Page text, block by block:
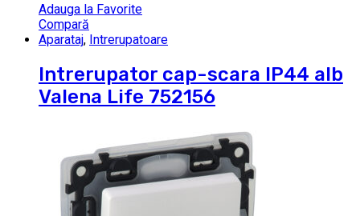
Adauga la Favorite
Compară
Aparataj, Intrerupatoare
Intrerupator cap-scara IP44 alb
Valena Life 752156